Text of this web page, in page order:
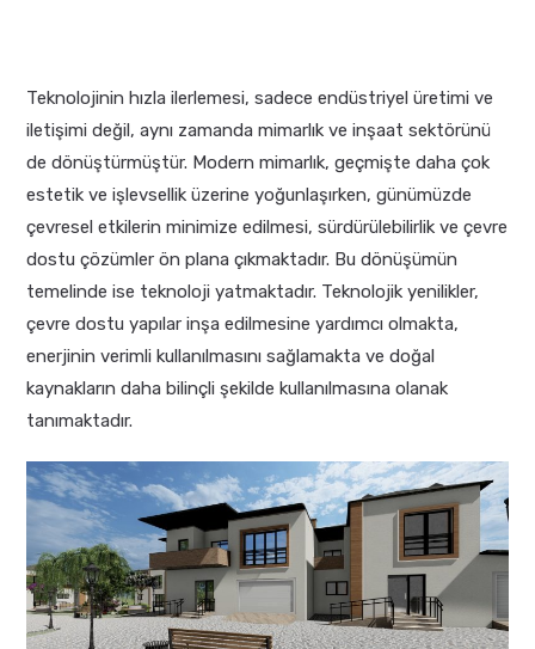
Teknolojinin hızla ilerlemesi, sadece endüstriyel üretimi ve
iletişimi değil, aynı zamanda mimarlık ve inşaat sektörünü
de dönüştürmüştür. Modern mimarlık, geçmişte daha çok
estetik ve işlevsellik üzerine yoğunlaşırken, günümüzde
çevresel etkilerin minimize edilmesi, sürdürülebilirlik ve çevre
dostu çözümler ön plana çıkmaktadır. Bu dönüşümün
temelinde ise teknoloji yatmaktadır. Teknolojik yenilikler,
çevre dostu yapılar inşa edilmesine yardımcı olmakta,
enerjinin verimli kullanılmasını sağlamakta ve doğal
kaynakların daha bilinçli şekilde kullanılmasına olanak
tanımaktadır.